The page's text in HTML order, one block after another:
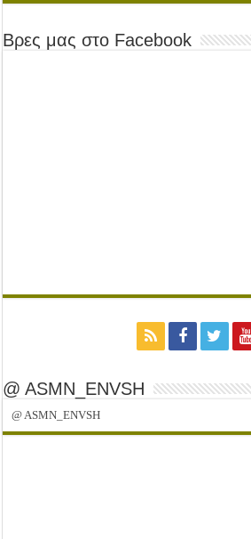
Βρες μας στο Facebook
@ ASMN_ENVSH
@ ASMN_ENVSH